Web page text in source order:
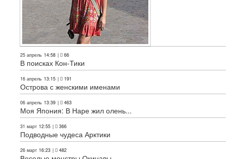
25 апрель 14:58 | 66
В поисках Кон-Тики
16 апрель 13:15 | 191
Острова с женскими именами
06 апрель 13:39 | 463
Моя Япония: В Наре жил олень...
31 март 12:55 | 366
Подводные чудеса Арктики
26 март 16:23 | 482